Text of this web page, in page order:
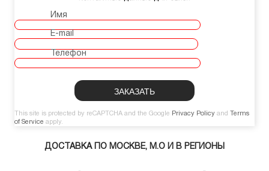
Имя
E-mail
Телефон
This site is protected by reCAPTCHA and the Google Privacy Policy and
Terms
of Service apply.
ДОСТАВКА ПО МОСКВЕ, М.О И В РЕГИОНЫ